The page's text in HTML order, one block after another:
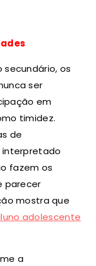
secundário, os
ser
em
timidez.
de
interpretado
fazem os
parecer
mostra que
adolescente
a